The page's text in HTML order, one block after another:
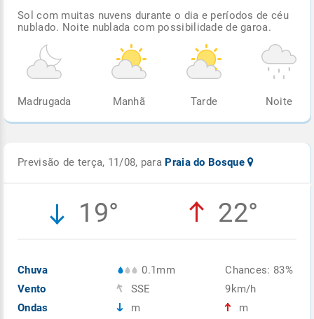
Sol com muitas nuvens durante o dia e períodos de céu
nublado. Noite nublada com possibilidade de garoa.
Madrugada Manhã Tarde Noite
Previsão de terça, 11/08, para Praia do Bosque
19° 22°
Chuva
Vento
Ondas
0.1mm
SSE
m
Chances: 83%
9km/h
m